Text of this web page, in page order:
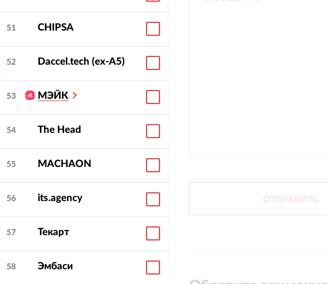
51 CHIPSA
52 Daccel.tech (ex-A5)
53 МЭЙК
54 The Head
55 MACHAON
56 its.agency
57 Текарт
58 Эмбаси
ОТПРАВИТЬ